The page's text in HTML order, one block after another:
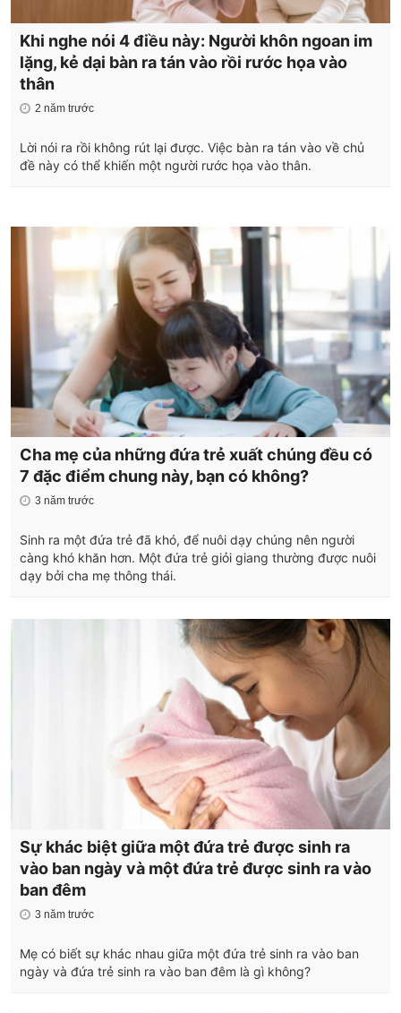
Khi nghe nói 4 điều này: Người khôn ngoan im
lặng, kẻ dại bàn ra tán vào rồi rước họa vào
thân
2 năm trước
Lời nói ra rồi không rút lại được. Việc bàn ra tán vào về chủ
đề này có thể khiến một người rước họa vào thân.
Cha mẹ của những đứa trẻ xuất chúng đều có
7 đặc điểm chung này, bạn có không?
3 năm trước
Sinh ra một đứa trẻ đã khó, để nuôi dạy chúng nên người
càng khó khăn hơn. Một đứa trẻ giỏi giang thường được nuôi
dạy bởi cha mẹ thông thái.
Sự khác biệt giữa một đứa trẻ được sinh ra
vào ban ngày và một đứa trẻ được sinh ra vào
ban đêm
3 năm trước
Mẹ có biết sự khác nhau giữa một đứa trẻ sinh ra vào ban
ngày và đứa trẻ sinh ra vào ban đêm là gì không?